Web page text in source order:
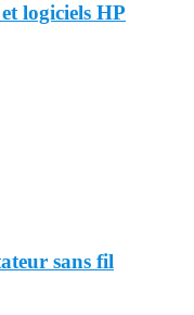
logiciels HP
sans fil